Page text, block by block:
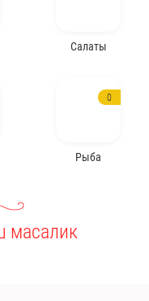
Салаты
0
Рыба
масалик